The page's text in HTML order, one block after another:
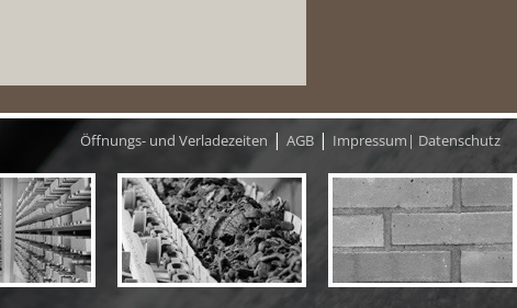
Öffnungs- und Verladezeiten | AGB | Impressum| Datenschutz